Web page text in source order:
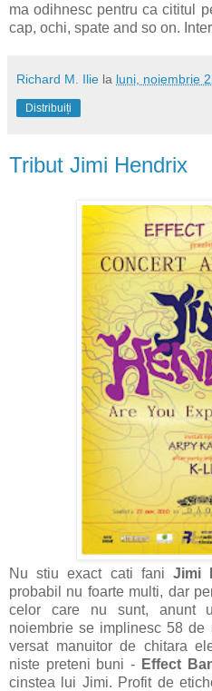
ma odihnesc pentru ca cititul
cap, ochi, spate and so on.
Richard M. Ilie la luni, noiembrie
Distribuiți
Tribut Jimi Hendrix
Nu stiu exact cati faniJimi
probabil nu foarte multi, dar
celor care nu sunt, anunt
noiembrie se implinesc 58
versat manuitor de chitara
niste preteni buni - Effect
cinstea lui Jimi. Profit de